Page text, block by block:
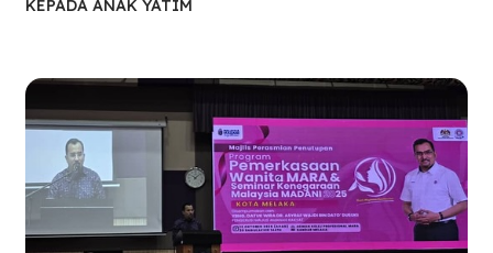
KEPADA ANAK YATIM